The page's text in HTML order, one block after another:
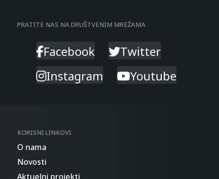
PRATITE NAS NA DRUŠTVENIM MREŽAMA
Facebook
Twitter
Instagram
Youtube
KORISNI LINKOVI
O nama
Novosti
Aktuelni projekti